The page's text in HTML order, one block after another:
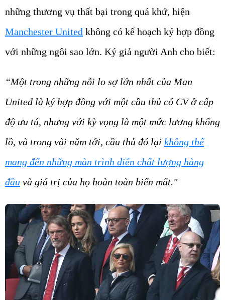
những thương vụ thất bại trong quá khứ, hiện
Manchester United không có kế hoạch ký hợp đồng
với những ngôi sao lớn. Ký giả người Anh cho biết:
“Một trong những nỗi lo sợ lớn nhất của Man
United là ký hợp đồng với một cầu thủ có CV ở cấp
độ ưu tú, nhưng với kỳ vọng là một mức lương khổng
lồ, và trong vài năm tới, cầu thủ đó lại không thể
mang đến những màn trình diễn chất lượng hàng
đầu và giá trị của họ hoàn toàn biến mất."